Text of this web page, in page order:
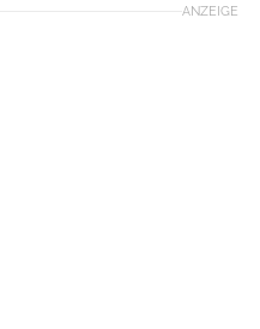
ANZEIGE